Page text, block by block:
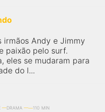
irmãos Andy e Jimmy
paixão pelo surf.
eles se mudaram para
do l...
DRAMA 110 MIN